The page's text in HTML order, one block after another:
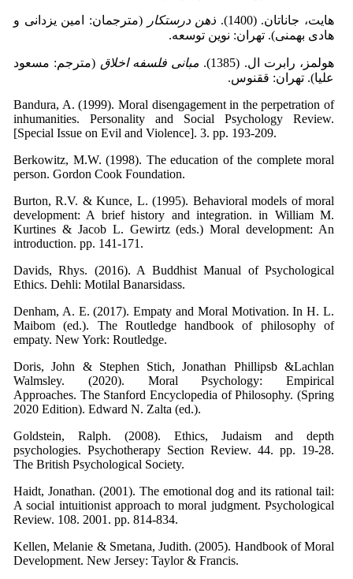
هایت، جاناتان. (1400). ذهن درستکار
(مترجمان: امین یزدانی و
هادی بهمنی). تهران:‌ نوین توسعه.
هولمز، رابرت ال. (1385). مبانی فلسفه اخلاق (مترجم: مسعود
علیا). تهران:‌ ققنوس.
Bandura, A. (1999). Moral disengagement in the perpetration of
inhumanities. Personality and Social Psychology Review.
[Special Issue on Evil and Violence]. 3. pp. 193-209.
Berkowitz, M.W. (1998). The education of the complete moral
person. Gordon Cook Foundation.
Burton, R.V. & Kunce, L. (1995). Behavioral models of moral
development: A brief history and integration. in William M.
Kurtines & Jacob L. Gewirtz (eds.) Moral development: An
introduction. pp. 141-171.
Davids, Rhys. (2016). A Buddhist Manual of Psychological
Ethics. Dehli: Motilal Banarsidass.
Denham, A. E. (2017). Empaty and Moral Motivation. In H. L.
Maibom (ed.). The Routledge handbook of philosophy of
empaty. New York: Routledge.
Doris, John & Stephen Stich, Jonathan Phillipsb &Lachlan
Walmsley. (2020). Moral Psychology: Empirical
Approaches. The Stanford Encyclopedia of Philosophy. (Spring
2020 Edition). Edward N. Zalta (ed.).
Goldstein, Ralph. (2008). Ethics, Judaism and depth
psychologies. Psychotherapy Section Review. 44. pp. 19-28.
The British Psychological Society.
Haidt, Jonathan. (2001). The emotional dog and its rational tail:
A social intuitionist approach to moral judgment. Psychological
Review. 108. 2001. pp. 814-834.
Kellen, Melanie & Smetana, Judith. (2005). Handbook of Moral
Development. New Jersey: Taylor & Francis.